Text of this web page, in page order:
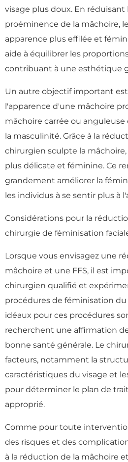
visage plus doux. En réduisant
proéminence de la mâchoire,
apparence plus effilée et
aide à équilibrer les
contribuant à une esthétique
Un autre objectif important
l'apparence d'une mâchoire
mâchoire carrée ou anguleuse
la masculinité. Grâce à la
chirurgien sculpte la
plus délicate et féminine. Ce
grandement améliorer la
les individus à se sentir plus à
Considérations pour la
chirurgie de féminisation
Lorsque vous envisagez une
mâchoire et une FFS, il est
chirurgien qualifié et
procédures de féminisation du
idéaux pour ces procédures
recherchent une affirmation
bonne santé générale. Le
facteurs, notamment la
caractéristiques du visage et
pour déterminer le plan de
approprié.
Comme pour toute
des risques et des
à la réduction de la mâchoire